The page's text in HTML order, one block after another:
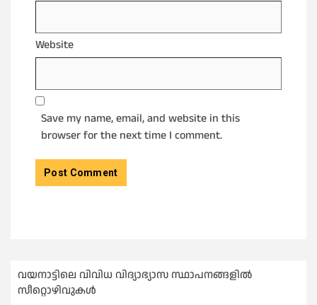
Website
Save my name, email, and website in this
browser for the next time I comment.
വയനാട്ടിലെ വിവിധ വിദ്യാഭ്യാസ സ്ഥാപനങ്ങളിൽ
സീറ്റൊഴിവുകൾ